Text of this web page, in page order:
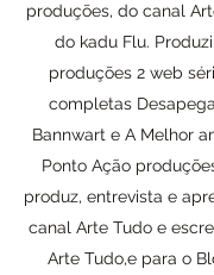
produções, do canal
do kadu Flu.
produções 2 web
completas
Bannwart e A Melhor
Ponto Ação
produz, entrevista e
canal Arte Tudo e
Arte Tudo,e para o